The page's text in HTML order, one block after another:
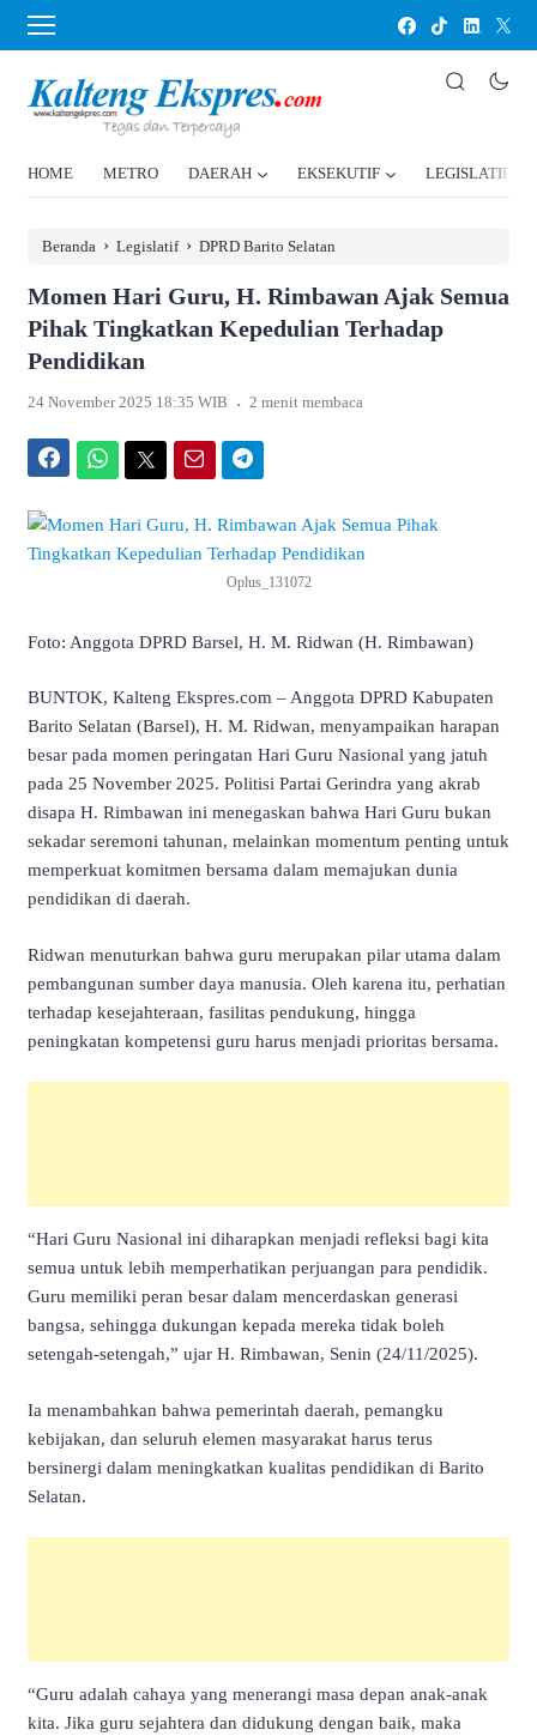
HOME METRO DAERAH EKSEKUTIF LEGISLATIF
Beranda › Legislatif › DPRD Barito Selatan
Momen Hari Guru, H. Rimbawan Ajak Semua
Pihak Tingkatkan Kepedulian Terhadap
Pendidikan
24 November 2025 18:35 WIB . 2 menit membaca
Oplus_131072
Foto: Anggota DPRD Barsel, H. M. Ridwan (H. Rimbawan)
BUNTOK, Kalteng Ekspres.com – Anggota DPRD Kabupaten
Barito Selatan (Barsel), H. M. Ridwan, menyampaikan harapan
besar pada momen peringatan Hari Guru Nasional yang jatuh
pada 25 November 2025. Politisi Partai Gerindra yang akrab
disapa H. Rimbawan ini menegaskan bahwa Hari Guru bukan
sekadar seremoni tahunan, melainkan momentum penting untuk
memperkuat komitmen bersama dalam memajukan dunia
pendidikan di daerah.
Ridwan menuturkan bahwa guru merupakan pilar utama dalam
pembangunan sumber daya manusia. Oleh karena itu, perhatian
terhadap kesejahteraan, fasilitas pendukung, hingga
peningkatan kompetensi guru harus menjadi prioritas bersama.
“Hari Guru Nasional ini diharapkan menjadi refleksi bagi kita
semua untuk lebih memperhatikan perjuangan para pendidik.
Guru memiliki peran besar dalam mencerdaskan generasi
bangsa, sehingga dukungan kepada mereka tidak boleh
setengah-setengah,” ujar H. Rimbawan, Senin (24/11/2025).
Ia menambahkan bahwa pemerintah daerah, pemangku
kebijakan, dan seluruh elemen masyarakat harus terus
bersinergi dalam meningkatkan kualitas pendidikan di Barito
Selatan.
“Guru adalah cahaya yang menerangi masa depan anak-anak
kita. Jika guru sejahtera dan didukung dengan baik, maka